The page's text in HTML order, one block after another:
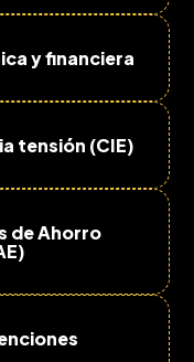
y financiera
tensión (CIE)
de Ahorro